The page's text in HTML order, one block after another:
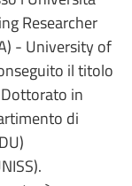
Researcher
- University of
il titolo
in
di